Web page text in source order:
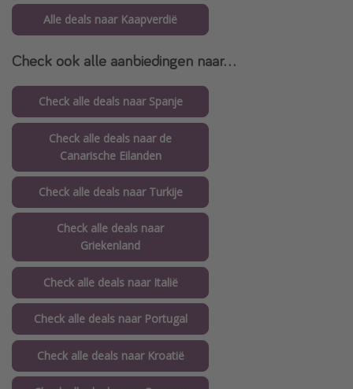
Alle deals naar Kaapverdië
Check ook alle aanbiedingen naar...
Check alle deals naar Spanje
Check alle deals naar de
Canarische Eilanden
Check alle deals naar Turkije
Check alle deals naar
Griekenland
Check alle deals naar Italië
Check alle deals naar Portugal
Check alle deals naar Kroatië